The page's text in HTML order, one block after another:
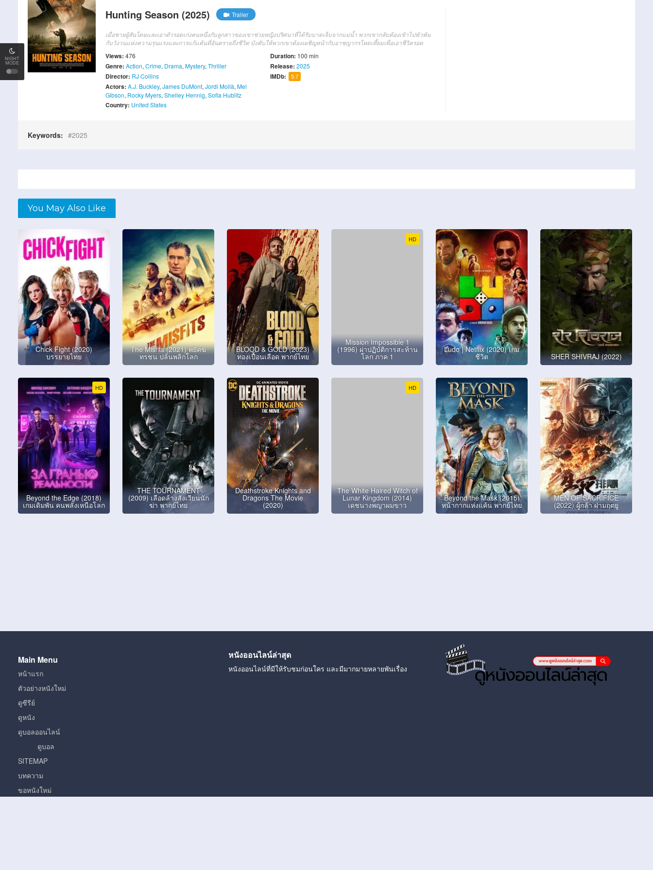
NIGHT
MODE
Hunting Season (2025) Trailer
เมื่อชายผู้สันโดษและเอาตัวรอดเก่งคนหนึ่งกับลูกสาวของเขาช่วยหญิงปริศนาที่ได้รับบาดเจ็บจากแม่น้ำ พวกเขากลับต้องเข้าไปพัวพัน
กับวังวนแห่งความรุนแรงและการแก้แค้นที่อันตรายถึงชีวิต บังคับให้พวกเขาต้องเผชิญหน้ากับอาชญากรโหดเหี้ยมเพื่อเอาชีวิตรอด
Views: 476
Genre: Action, Crime, Drama, Mystery, Thriller
Director: RJ Collins
Actors: A.J. Buckley, James DuMont, Jordi Mollà, Mel
Gibson, Rocky Myers, Shelley Hennig, Sofia Hublitz
Country: United States
Duration: 100 min
Release:2025
IMDb: 5.7
Keywords: 2025
You May Also Like
Chick Fight (2020)
บรรยายไทย
The Misfits (2021) พยัคฆ์
ทรชน ปล้นพลิกโลก
BLOOD & GOLD (2023)
ทองเปื้อนเลือด พากย์ไทย
HD
Mission Impossible 1
(1996) ผ่าปฏิบัติการสะท้าน
โลก ภาค 1
Ludo | Netflix (2020) เกม
ชีวิต SHER SHIVRAJ (2022)
HD
Beyond the Edge (2018)
เกมเดิมพัน คนพลังเหนือโลก
THE TOURNAMENT
(2009) เลือดล้างสังเวียนนัก
ฆ่า พากย์ไทย
Deathstroke Knights and
Dragons The Movie
(2020)
HD
The White Haired Witch of
Lunar Kingdom (2014)
เดชนางพญาผมขาว
Beyond the Mask (2015)
หน้ากากแห่งแค้น พากย์ไทย
MEN OF SACRIFICE
(2022) ผู้กล้า ฝ่ามฤตยู
Main Menu
หน้าแรก
ตัวอย่างหนังใหม่
ดูซีรีย์
ดูหนัง
ดูบอลออนไลน์
ดูบอล
SITEMAP
บทความ
ขอหนังใหม่
หนังออนไลน์ล่าสุด
หนังออนไลน์ที่มีให้รับชมก่อนใคร และมีมากมายหลายพันเรื่อง